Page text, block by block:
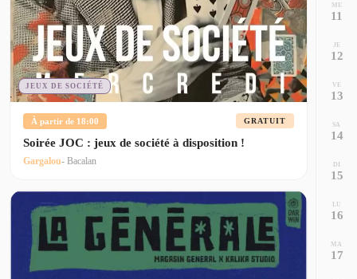
JEUX DE SOCIÉTÉ
À partir de 18:00 GRATUIT
Soirée JOC : jeux de société à disposition !
Gargalou- Bacalan
ME
11
JE
12
VE
13
SA
14
DI
15
LU
16
MA
17